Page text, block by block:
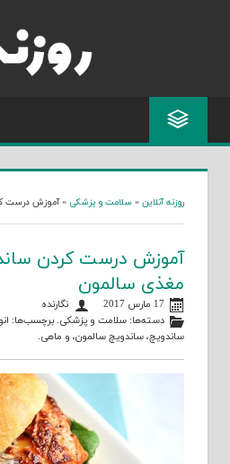
روزنه آنلاین » سلامت و پزشکی »آموزش درست
آموزش درست کردن
مغذی سالمون
17 مارس 2017
نگارنده
دسته‌ها:سلامت و پزشکی. برچسب‌ها:
ساندویچ، ساندویچ سالمون، و ماهی.